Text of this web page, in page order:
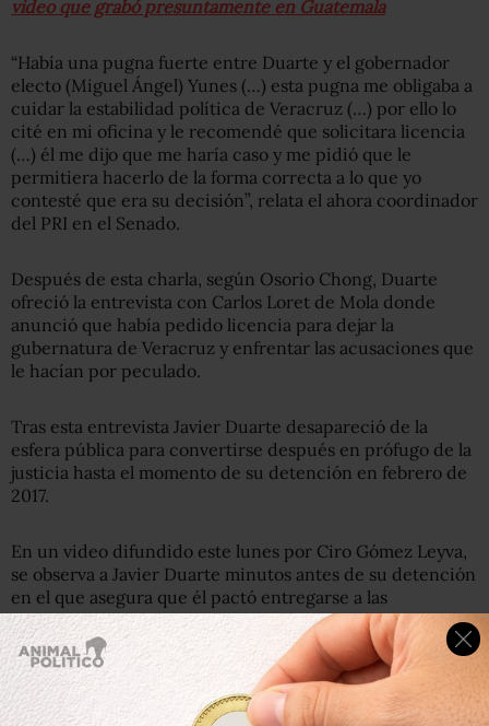
video que grabó presuntamente en Guatemala
“Había una pugna fuerte entre Duarte y el gobernador
electo (Miguel Ángel) Yunes (…) esta pugna me obligaba a
cuidar la estabilidad política de Veracruz (…) por ello lo
cité en mi oficina y le recomendé que solicitara licencia
(…) él me dijo que me haría caso y me pidió que le
permitiera hacerlo de la forma correcta a lo que yo
contesté que era su decisión”, relata el ahora coordinador
del PRI en el Senado.
Después de esta charla, según Osorio Chong, Duarte
ofreció la entrevista con Carlos Loret de Mola donde
anunció que había pedido licencia para dejar la
gubernatura de Veracruz y enfrentar las acusaciones que
le hacían por peculado.
Tras esta entrevista Javier Duarte desapareció de la
esfera pública para convertirse después en prófugo de la
justicia hasta el momento de su detención en febrero de
2017.
En un video difundido este lunes por Ciro Gómez Leyva,
se observa a Javier Duarte minutos antes de su detención
en el que asegura que él pactó entregarse a las
autoridades a cambio de que el gobierno de Enrique
Peña Nieto dejara de actuar en contra de sus familiares.
En el clip, Duarte dice que está haciendo la grabación en
La Laguna de Atitlán, en Guatemala, el 15 de abril de 2017,